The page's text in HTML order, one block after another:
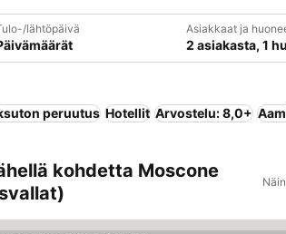
lähtöpäivä Asiakkaat ja
2 asiakasta, 1
peruutus Hotellit Arvostelu: 8,0+
kohdetta Moscone